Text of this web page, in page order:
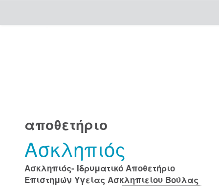
αποθετήριο
Ασκληπιός
Ασκληπιός- Ιδρυματικό Αποθετήριο
Επιστημών Υγείας Ασκληπιείου Βούλας